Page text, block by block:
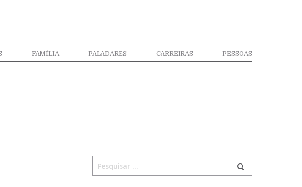
FAMÍLIA PALADARES CARREIRAS PESSOAS